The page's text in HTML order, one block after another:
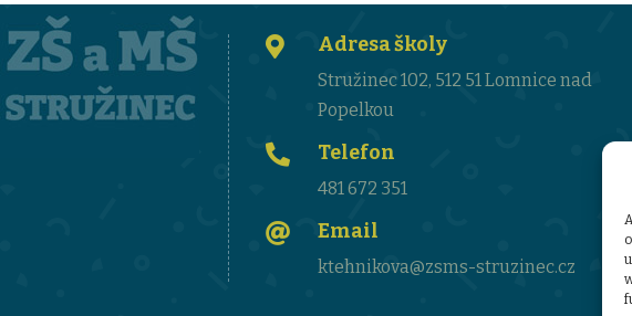
 Adresa školy
Stružinec 102, 512 51 Lomnice nad
Popelkou
 Telefon
481 672 351
 Email
ktehnikova@zsms-struzinec.cz